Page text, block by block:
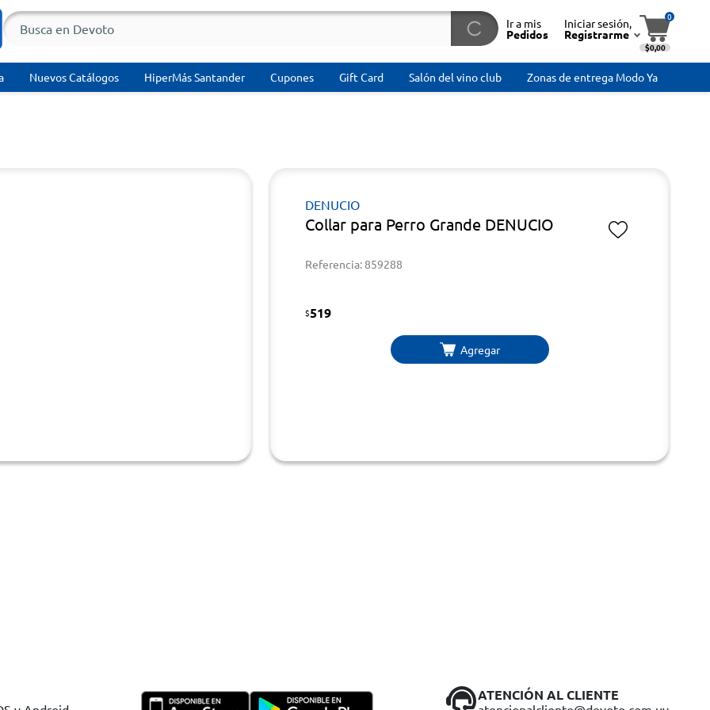
Ir a mis
Pedidos
Iniciar sesión,
Registrarme
0
$0,00
Nuevos Catálogos HiperMás Santander Cupones Gift Card Salón del vino club Zonas de entrega Modo Ya
DENUCIO
Collar para Perro Grande DENUCIO
Referencia: 859288
$519
Agregar
ATENCIÓN AL CLIENTE